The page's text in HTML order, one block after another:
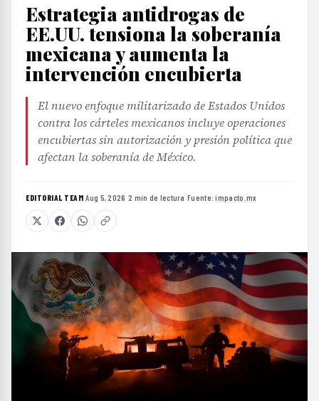
Estrategia antidrogas de
EE.UU. tensiona la soberanía
mexicana y aumenta la
intervención encubierta
El nuevo enfoque militarizado de Estados Unidos
contra los cárteles mexicanos incluye operaciones
encubiertas sin autorización y presión política que
afectan la soberanía de México.
EDITORIAL TEAM·Aug 5, 2026 ·2 min de lectura ·Fuente:impacto.mx